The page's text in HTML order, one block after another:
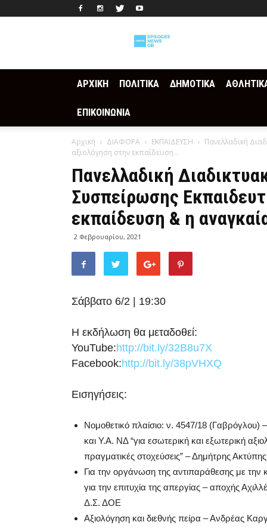
ΑΡΧΙΚΗ ΠΟΛΙΤΙΚΑ ΔΗΜΟΤΙΚΑ
ΕΠΙΚΟΙΝΩΝΙΑ
Αρχική ΔΙΑΦΟΡΑ ΕΚΠΑΙΔΕΥΣΗ
Πανελλαδική
αξιολόγηση στην εκπαίδευση...
Πανελλαδική
Συσπείρωσης
εκπαίδευση & η
2 Φεβρουαρίου, 2021
Σάββατο 6/2 | 19:30
Η εκδήλωση θα μεταδοθεί:
YouTube:http://bit.ly/32B8u7X
Facebook:http://bit.ly/38pVHXQ
Εισηγήσεις:
Νομοθετικό πλαίσιο: ν. 4547/18
και Υ.Α. ΝΔ “για εσωτερική και εξωτερική
πραγματικές στοχεύσεις” – Δημήτρης
Για την οργάνωση της αντιπαράθεσης με την
για την επιτυχία της απεργίας – αποχής
Δ.Σ. ΔΟΕ
Αξιολόγηση και διεθνής πείρα – Ανδρέας